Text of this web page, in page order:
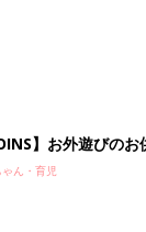
】お外遊びの
ん・育児